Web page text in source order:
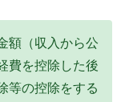
額（収入から公
費を控除した後
等の控除をする